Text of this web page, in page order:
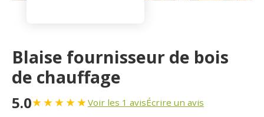
Blaise fournisseur de bois
de chauffage
5.0★★★★★Voir les 1 avisÉcrire un avis